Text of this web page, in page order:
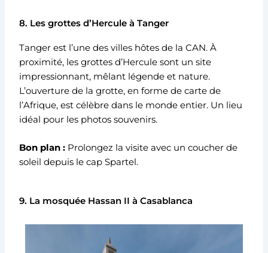
8. Les grottes d’Hercule à Tanger
Tanger est l’une des villes hôtes de la CAN. À
proximité, les grottes d’Hercule sont un site
impressionnant, mêlant légende et nature.
L’ouverture de la grotte, en forme de carte de
l’Afrique, est célèbre dans le monde entier. Un lieu
idéal pour les photos souvenirs.
Bon plan : Prolongez la visite avec un coucher de
soleil depuis le cap Spartel.
9. La mosquée Hassan II à Casablanca